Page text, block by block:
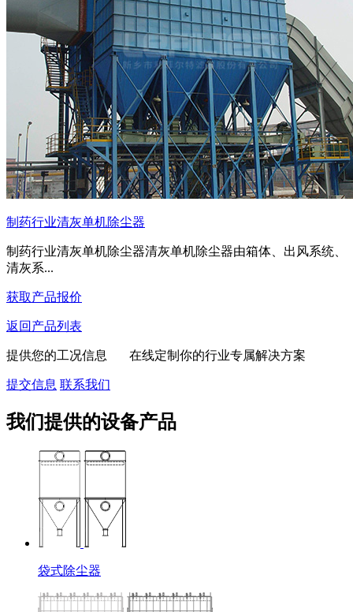
制药行业清灰单机除尘器
制药行业清灰单机除尘器清灰单机除尘器由箱体、出风系统、
清灰系...
获取产品报价
返回产品列表
提供您的工况信息 在线定制你的行业专属解决方案
提交信息 联系我们
我们提供的设备产品
袋式除尘器